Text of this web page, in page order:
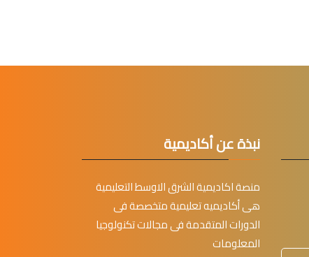
نبذة عن أكاديمية
منصة اكاديمية الشرق الاوسط التعليمية
هى أكاديميه تعليمية متخصصة فى
الدورات المتقدمة فى مجالات تكنولوجيا
المعلومات